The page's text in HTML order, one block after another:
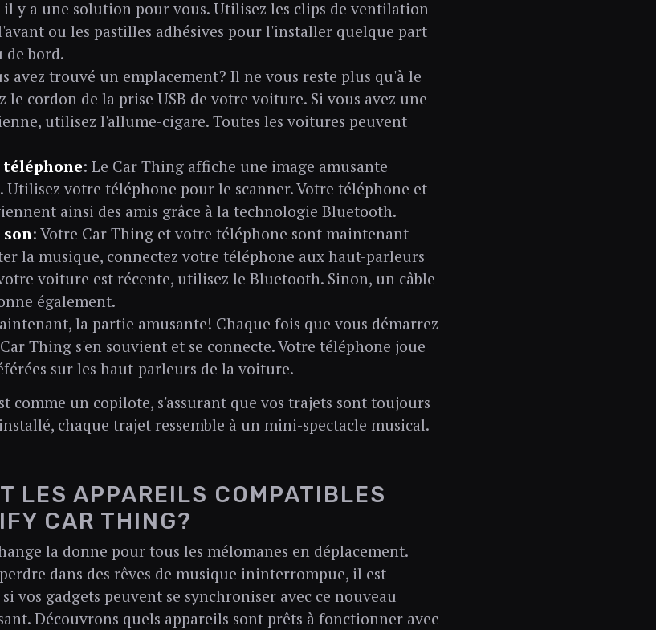
y a une solution pour vous. Utilisez les clips de ventilation
ou les pastilles adhésives pour l'installer quelque part
de bord.
avez trouvé un emplacement? Il ne vous reste plus qu'à le
le cordon de la prise USB de votre voiture. Si vous avez une
utilisez l'allume-cigare. Toutes les voitures peuvent
: Le Car Thing affiche une image amusante
Utilisez votre téléphone pour le scanner. Votre téléphone et
ainsi des amis grâce à la technologie Bluetooth.
: Votre Car Thing et votre téléphone sont maintenant
la musique, connectez votre téléphone aux haut-parleurs
voiture est récente, utilisez le Bluetooth. Sinon, un câble
également.
la partie amusante! Chaque fois que vous démarrez
Thing s'en souvient et se connecte. Votre téléphone joue
sur les haut-parleurs de la voiture.
comme un copilote, s'assurant que vos trajets sont toujours
chaque trajet ressemble à un mini-spectacle musical.
LES APPAREILS COMPATIBLES
CAR THING?
la donne pour tous les mélomanes en déplacement.
dans des rêves de musique ininterrompue, il est
vos gadgets peuvent se synchroniser avec ce nouveau
Découvrons quels appareils sont prêts à fonctionner avec